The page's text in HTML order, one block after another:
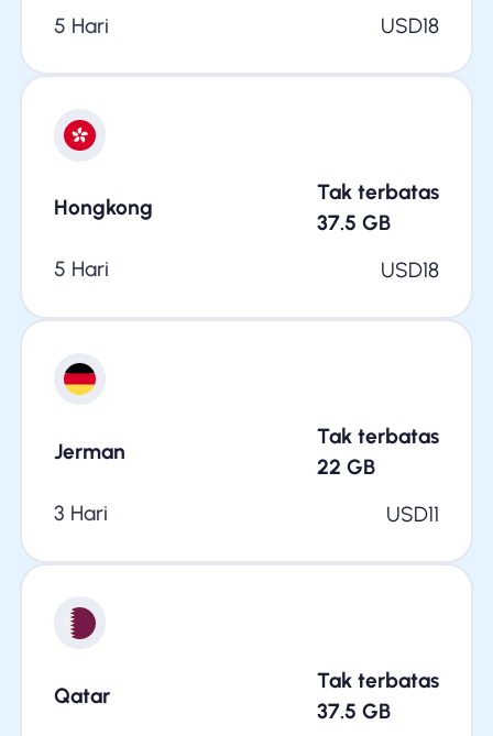
5 Hari
USD18
Hongkong
Tak terbatas
37.5 GB
5 Hari
USD18
Jerman
Tak terbatas
22 GB
3 Hari
USD11
Qatar
Tak terbatas
37.5 GB